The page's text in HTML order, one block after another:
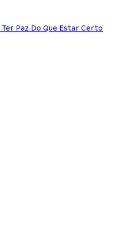
Ter Paz Do Que Estar Certo